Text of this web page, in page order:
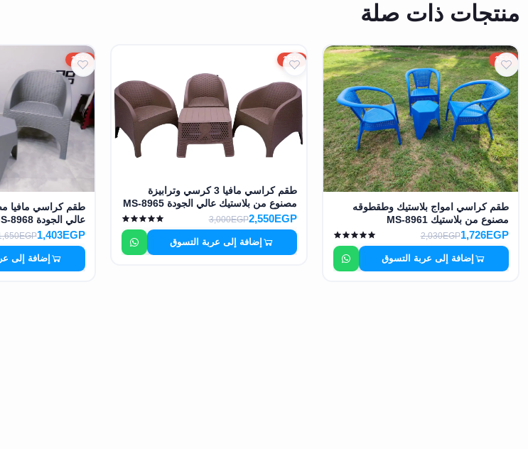
منتجات ذات صلة
15%
طقم كراسي امواج بلاستيك وطقطوقه
مصنوع من بلاستيك MS-8961
1,726EGP
2,030EGP
إضافة إلى عربة التسوق
15%
طقم كراسي مافيا 3 كرسي وترابيزة
مصنوع من بلاستيك عالي الجودة MS-8965
2,550EGP
3,000EGP
إضافة إلى عربة التسوق
15%
طقم كراسي مافيا
عالي الجودة MS-8968
1,403EGP
إضافة إلى